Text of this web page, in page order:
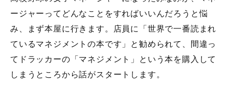
ージャーってどんなことをすればいいんだろうと悩
み、まず本屋に行きます。店員に「世界で一番読まれ
ているマネジメントの本です」と勧められて、間違っ
てドラッカーの「マネジメント」という本を購入して
しまうところから話がスタートします。